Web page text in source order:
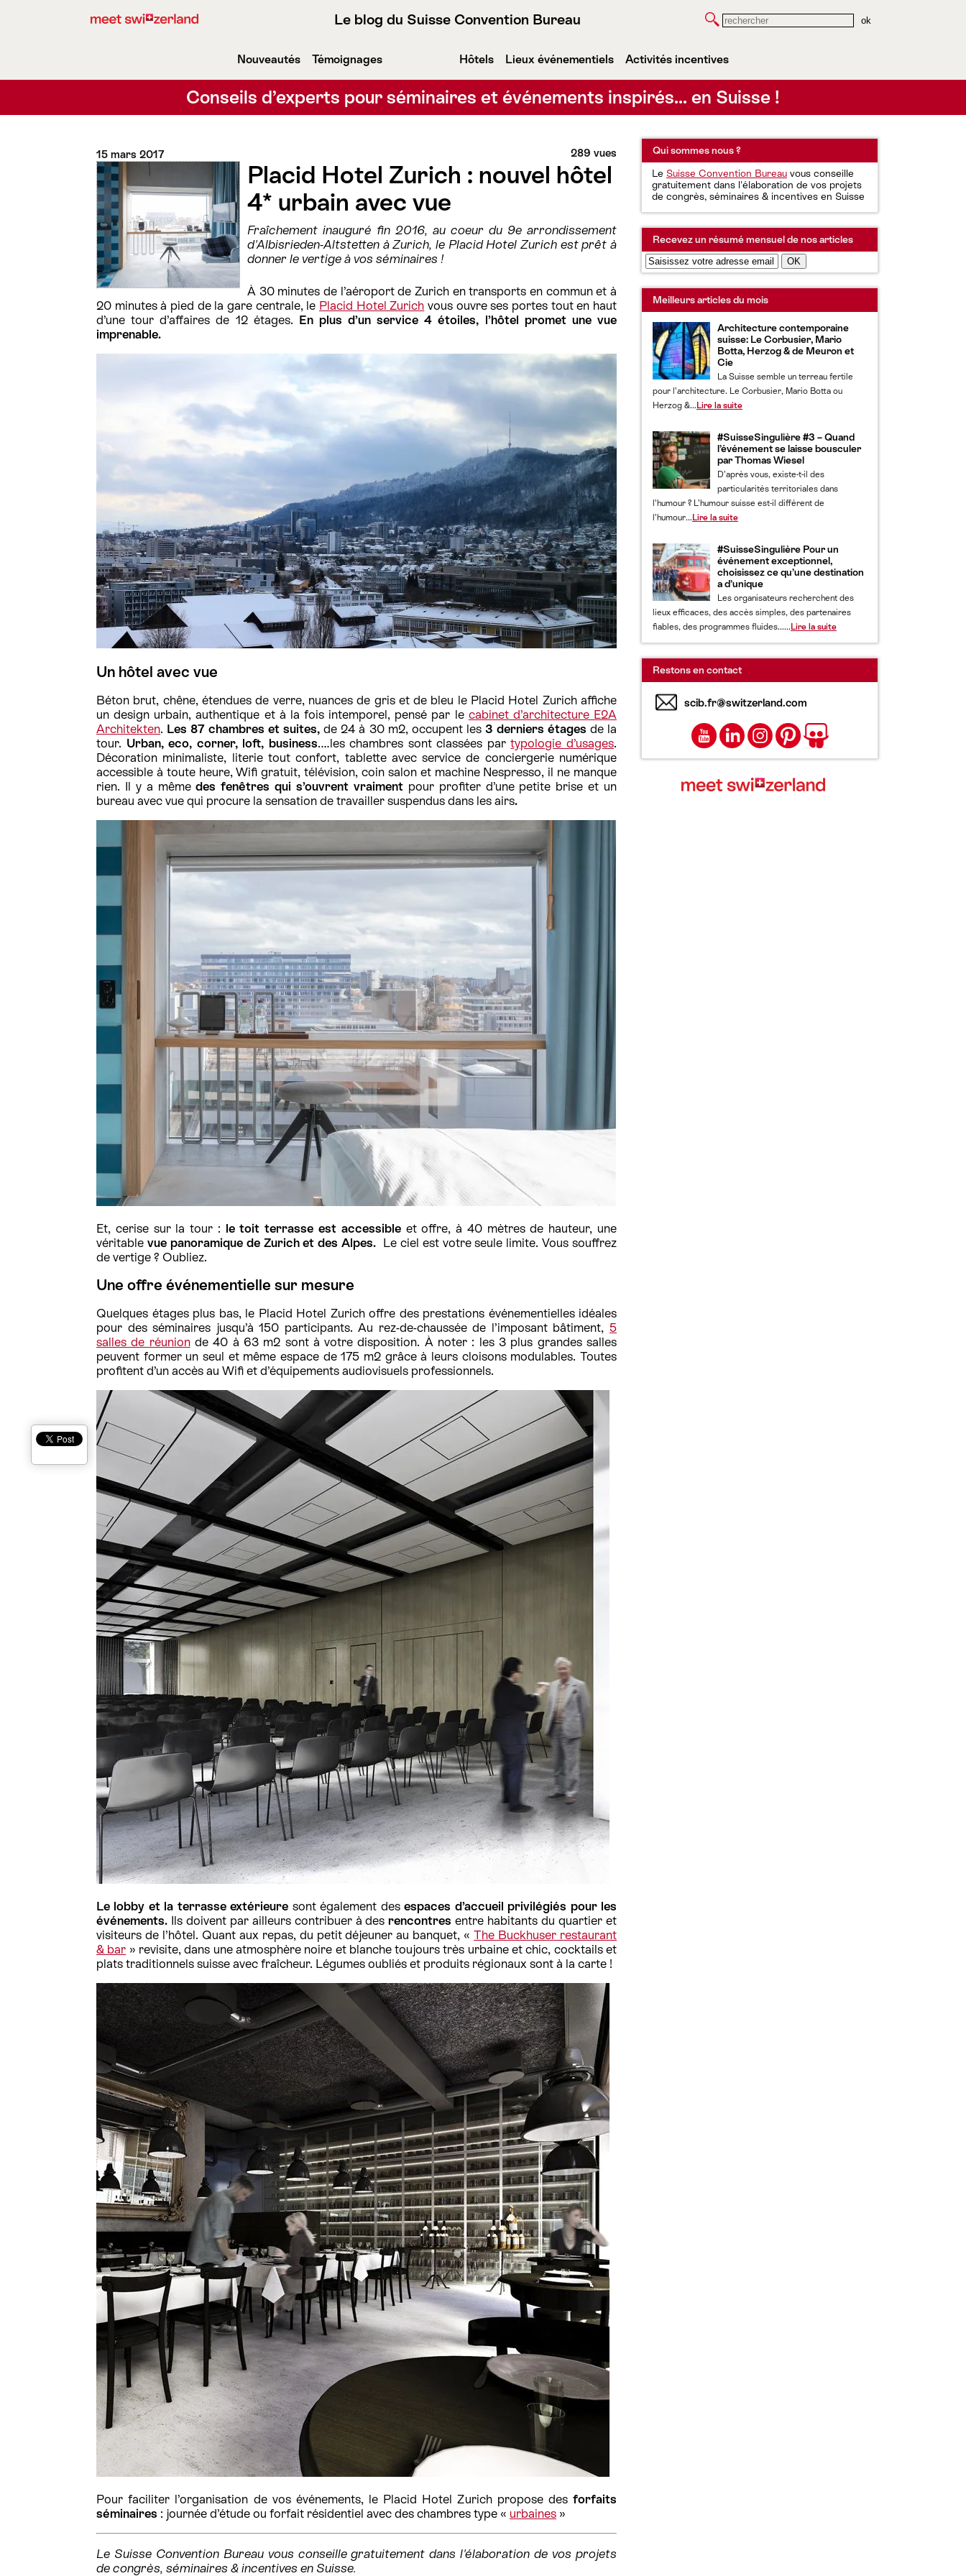
Le blog du Suisse Convention Bureau Rechercher
Nouveautés Témoignages Hôtels Lieux événementiels Activités incentives
Conseils d’experts pour séminaires et événements inspirés… en Suisse !
15 mars 2017 289 vues
Placid Hotel Zurich : nouvel hôtel
4* urbain avec vue
Fraîchement inauguré fin 2016, au coeur du 9e arrondissement
d'Albisrieden-Altstetten à Zurich, le Placid Hotel Zurich est prêt à
donner le vertige à vos séminaires !
À 30 minutes de l’aéroport de Zurich en transports en commun et à
20 minutes à pied de la gare centrale, le Placid Hotel Zurich vous ouvre ses portes tout en haut
d’une tour d’affaires de 12 étages. En plus d’un service 4 étoiles, l’hôtel promet une vue
imprenable.
Un hôtel avec vue
Béton brut, chêne, étendues de verre, nuances de gris et de bleu le Placid Hotel Zurich affiche
un design urbain, authentique et à la fois intemporel, pensé par le cabinet d’architecture E2A
Architekten. Les 87 chambres et suites,de 24 à 30 m2, occupent les3 derniers étages de la
tour. Urban, eco, corner, loft, business.…les chambres sont classées partypologie d’usages.
Décoration minimaliste, literie tout confort, tablette avec service de conciergerie numérique
accessible à toute heure, Wifi gratuit, télévision, coin salon et machine Nespresso, il ne manque
rien. Il y a mêmedes fenêtres qui s’ouvrent vraiment pour profiter d’une petite brise et un
bureau avec vue qui procure la sensation de travailler suspendus dans les airs.
Et, cerise sur la tour : le toit terrasse est accessible et offre, à 40 mètres de hauteur, une
véritable vue panoramique de Zurich et des Alpes. Le ciel est votre seule limite. Vous souffrez
de vertige ? Oubliez.
Une offre événementielle sur mesure
Quelques étages plus bas, le Placid Hotel Zurich offre des prestations événementielles idéales
pour des séminaires jusqu’à 150 participants. Au rez-de-chaussée de l’imposant bâtiment, 5
salles de réunionde 40 à 63 m2 sont à votre disposition. À noter : les 3 plus grandes salles
peuvent former un seul et même espace de 175 m2 grâce à leurs cloisons modulables. Toutes
profitent d’un accès au Wifi et d’équipements audiovisuels professionnels.
Le lobby et la terrasse extérieure sont également desespaces d’accueil privilégiés pour les
événements. Ils doivent par ailleurs contribuer à des rencontres entre habitants du quartier et
visiteurs de l’hôtel. Quant aux repas, du petit déjeuner au banquet, «The Buckhuser restaurant
& bar » revisite, dans une atmosphère noire et blanche toujours très urbaine et chic, cocktails et
plats traditionnels suisse avec fraîcheur. Légumes oubliés et produits régionaux sont à la carte !
Pour faciliter l’organisation de vos événements, le Placid Hotel Zurich propose des forfaits
séminaires : journée d’étude ou forfait résidentiel avec des chambres type « urbaines »
Le Suisse Convention Bureau vous conseille gratuitement dans l'élaboration de vos projets
de congrès, séminaires & incentives en Suisse.
Qui sommes nous ?
Le Suisse Convention Bureau vous conseille
gratuitement dans l'élaboration de vos projets
de congrès, séminaires & incentives en Suisse
Recevez un résumé mensuel de nos articles
Meilleurs articles du mois
Architecture contemporaine
suisse: Le Corbusier, Mario
Botta, Herzog & de Meuron et
Cie
La Suisse semble un terreau fertile
pour l’architecture. Le Corbusier, Mario Botta ou
Herzog &... Lire la suite
#SuisseSingulière #3 – Quand
l’événement se laisse bousculer
par Thomas Wiesel
D’après vous, existe-t-il des
particularités territoriales dans
l’humour ? L’humour suisse est-il différent de
l’humour... Lire la suite
#SuisseSingulière Pour un
événement exceptionnel,
choisissez ce qu’une destination
a d’unique
Les organisateurs recherchent des
lieux efficaces, des accès simples, des partenaires
fiables, des programmes fluides...... Lire la suite
Restons en contact
scib.fr@switzerland.com